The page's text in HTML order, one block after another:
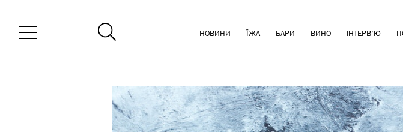
НОВИНИ ЇЖА БАРИ ВИНО ІНТЕРВ'Ю